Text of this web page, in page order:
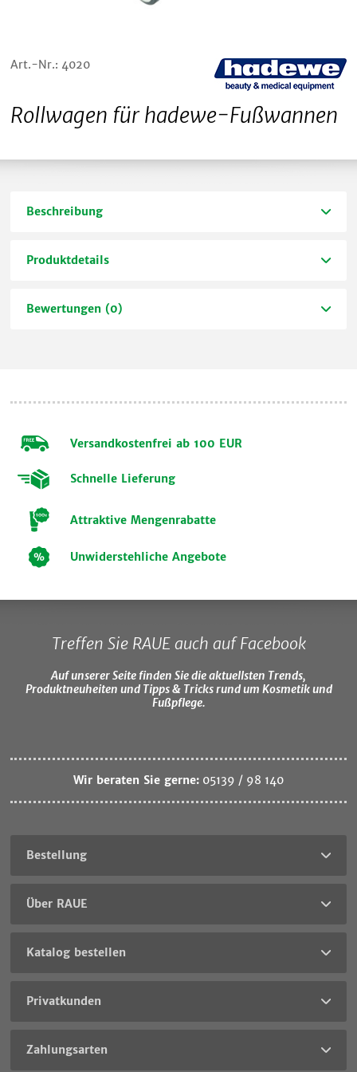
Art.-Nr.: 4020
Rollwagen für hadewe-Fußwannen
Beschreibung
Produktdetails
Bewertungen (0)
Versandkostenfrei ab 100 EUR
Schnelle Lieferung
Attraktive Mengenrabatte
Unwiderstehliche Angebote
Treffen Sie RAUE auch auf Facebook
Auf unserer Seite finden Sie die aktuellsten Trends,
Produktneuheiten und Tipps & Tricks rund um Kosmetik und
Fußpflege.
Wir beraten Sie gerne: 05139 / 98 140
Bestellung
Über RAUE
Katalog bestellen
Privatkunden
Zahlungsarten